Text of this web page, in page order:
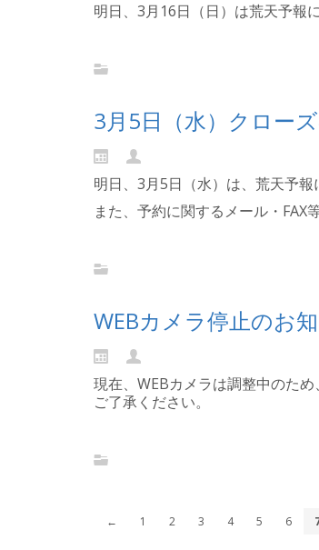
明日、3月16日（日）は荒天予報
3月5日（水）クロー
明日、3月5日（水）は、荒天予
また、予約に関するメール・FAX
WEBカメラ停止のお
現在、WEBカメラは調整中のため
ご了承ください。
← 1 2 3 4 5 6